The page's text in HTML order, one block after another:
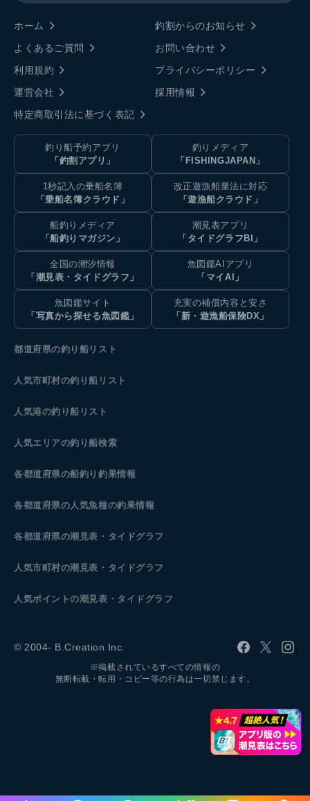
ホーム
釣割からのお知らせ
よくあるご質問
お問い合わせ
利用規約
プライバシーポリシー
運営会社
採用情報
特定商取引法に基づく表記
釣り船予約アプリ
「釣割アプリ」
釣りメディア
「FISHINGJAPAN」
1秒記入の乗船名簿
「乗船名簿クラウド」
改正遊漁船業法に対応
「遊漁船クラウド」
船釣りメディア
「船釣りマガジン」
潮見表アプリ
「タイドグラフBI」
全国の潮汐情報
「潮見表・タイドグラフ」
魚図鑑AIアプリ
「マイAI」
魚図鑑サイト
「写真から探せる魚図鑑」
充実の補償内容と安さ
「新・遊漁船保険DX」
都道府県の釣り船リスト
人気市町村の釣り船リスト
人気港の釣り船リスト
人気エリアの釣り船検索
各都道府県の船釣り釣果情報
各都道府県の人気魚種の釣果情報
各都道府県の潮見表 ・タイドグラフ
人気市町村の潮見表・タイドグラフ
人気ポイントの潮見表・タイドグラフ
© 2004- B.Creation Inc.
※掲載されているすべての情報の
無断転載・転用・コピー等の行為は一切禁じます。